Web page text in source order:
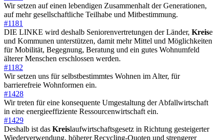
Wir setzen auf einen lebendigen Zusammenhalt der Generationen,
auf mehr gesellschaftliche Teilhabe und Mitbestimmung.
#1181
DIE LINKE wird deshalb Seniorenvertretungen der Länder, Kreise
und Kommunen unterstützen, damit mehr Mittel und Möglichkeiten
für Mobilität, Begegnung, Beratung und ein gutes Wohnumfeld
älterer Menschen erschlossen werden.
#1182
Wir setzen uns für selbstbestimmtes Wohnen im Alter, für
barrierefreie Wohnformen ein.
#1428
Wir treten für eine konsequente Umgestaltung der Abfallwirtschaft
in eine energieeffiziente Ressourcenwirtschaft ein.
#1429
Deshalb ist das Kreislaufwirtschaftsgesetz in Richtung gesteigerter
Wiederverwendung, höherer Recycling-Quoten und strengerer